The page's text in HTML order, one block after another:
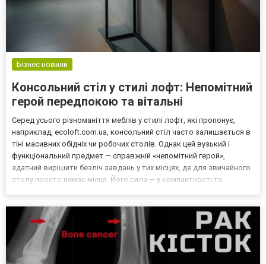
Бізнес новини
Консольний стіл у стилі лофт: Непомітний
герой передпокою та вітальні
Серед усього різноманіття меблів у стилі лофт, які пропонує,
наприклад, ecoloft.com.ua, консольний стіл часто залишається в
тіні масивних обідніх чи робочих столів. Однак цей вузький і
функціональний предмет — справжній «непомітний герой»,
здатний вирішити безліч завдань у тих місцях, де для звичайного
столу просто немає місця. Його сила — у компактності та